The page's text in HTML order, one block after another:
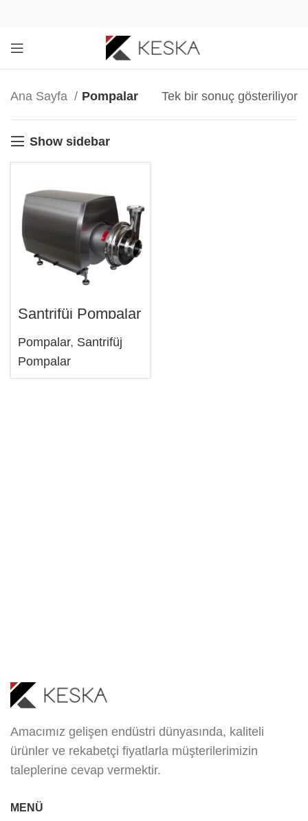
Ana Sayfa Pompalar Tek bir sonuç gösteriliyor
Show sidebar
Santrifüj Pompalar
Pompalar, Santrifüj
Pompalar
Amacımız gelişen endüstri dünyasında, kaliteli
ürünler ve rekabetçi fiyatlarla müşterilerimizin
taleplerine cevap vermektir.
MENÜ